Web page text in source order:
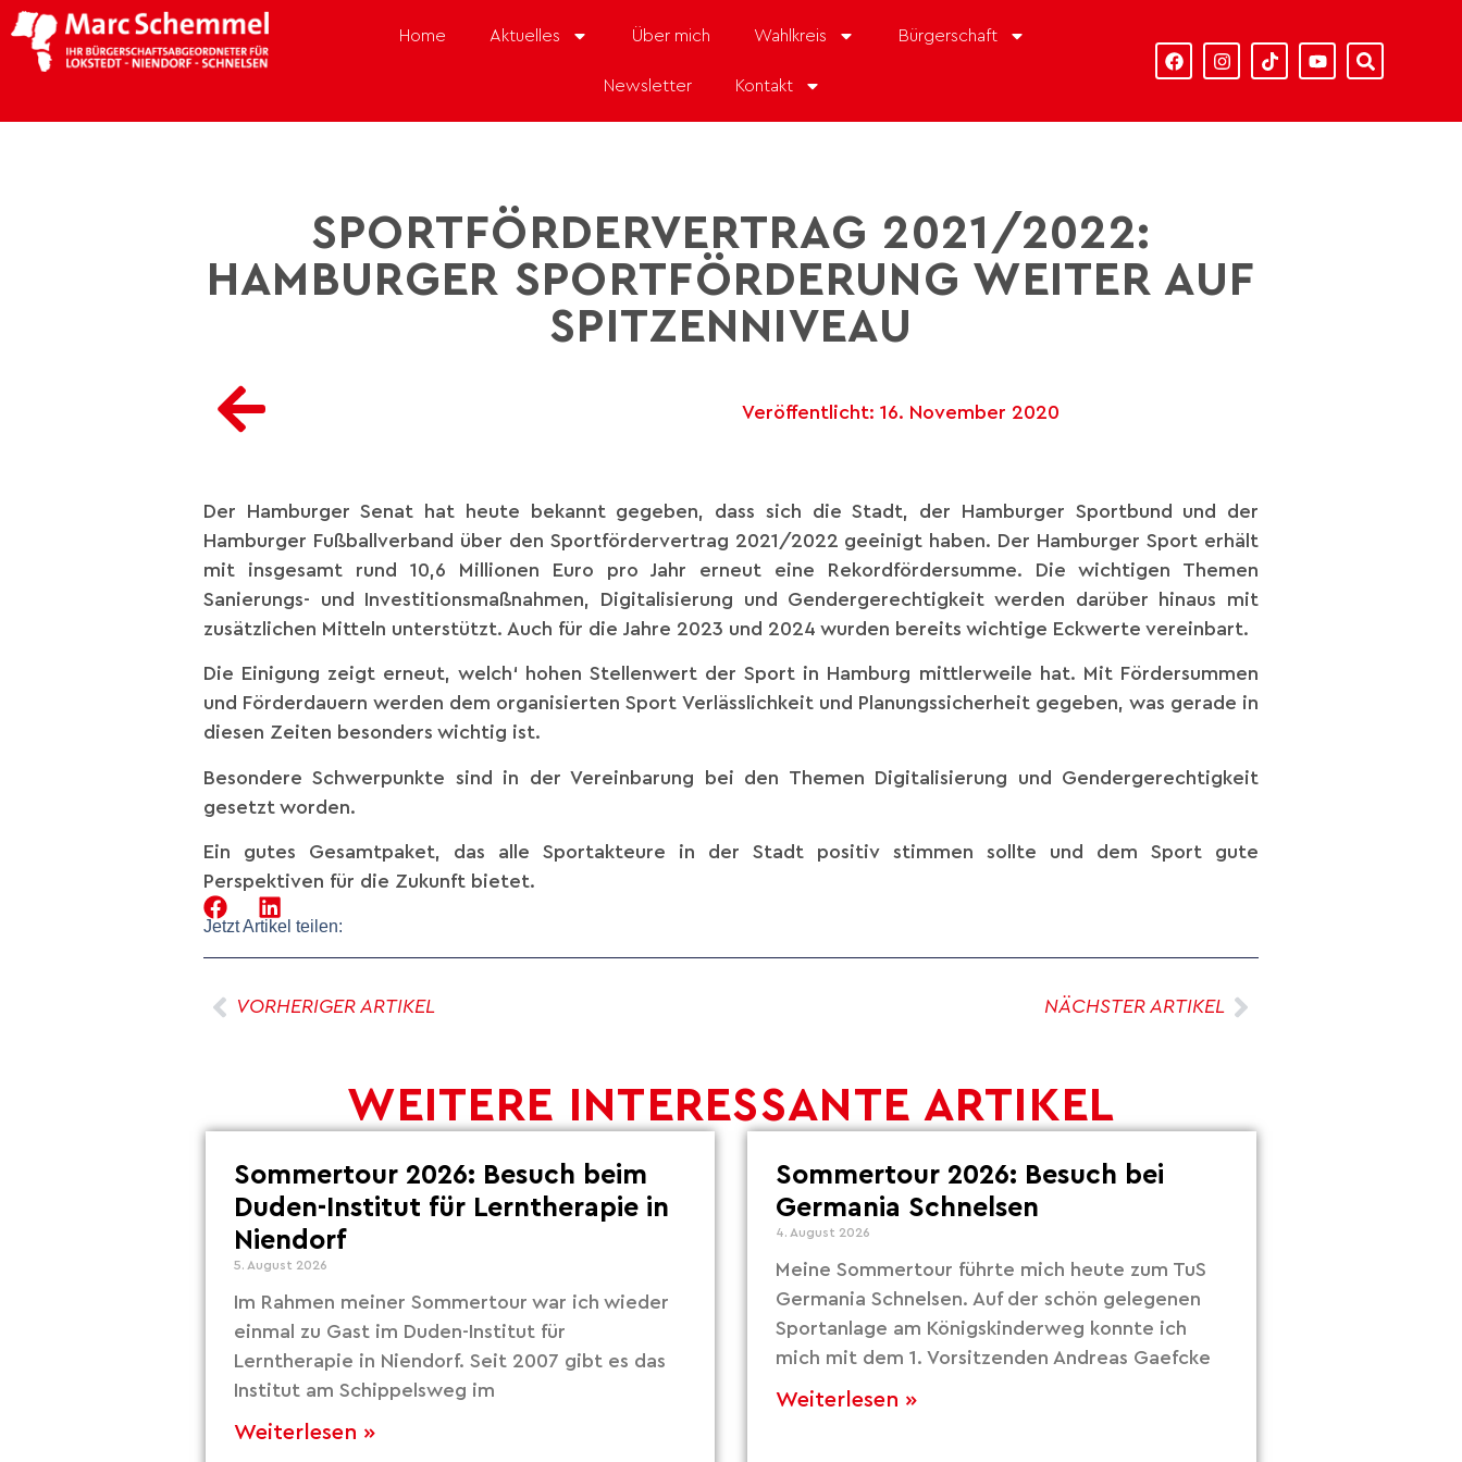
Home Aktuelles Über mich Wahlkreis Bürgerschaft
Newsletter Kontakt
SPORTFÖRDERVERTRAG 2021/2022:
HAMBURGER SPORTFÖRDERUNG WEITER AUF
SPITZENNIVEAU
Veröffentlicht: 16. November 2020
Der Hamburger Senat hat heute bekannt gegeben, dass sich die Stadt, der Hamburger Sportbund und der
Hamburger Fußballverband über den Sportfördervertrag 2021/2022 geeinigt haben. Der Hamburger Sport erhält
mit insgesamt rund 10,6 Millionen Euro pro Jahr erneut eine Rekordfördersumme. Die wichtigen Themen
Sanierungs- und Investitionsmaßnahmen, Digitalisierung und Gendergerechtigkeit werden darüber hinaus mit
zusätzlichen Mitteln unterstützt. Auch für die Jahre 2023 und 2024 wurden bereits wichtige Eckwerte vereinbart.
Die Einigung zeigt erneut, welch‘ hohen Stellenwert der Sport in Hamburg mittlerweile hat. Mit Fördersummen
und Förderdauern werden dem organisierten Sport Verlässlichkeit und Planungssicherheit gegeben, was gerade in
diesen Zeiten besonders wichtig ist.
Besondere Schwerpunkte sind in der Vereinbarung bei den Themen Digitalisierung und Gendergerechtigkeit
gesetzt worden.
Ein gutes Gesamtpaket, das alle Sportakteure in der Stadt positiv stimmen sollte und dem Sport gute
Perspektiven für die Zukunft bietet.
Jetzt Artikel teilen:
VORHERIGER ARTIKEL NÄCHSTER ARTIKEL
WEITERE INTERESSANTE ARTIKEL
Sommertour 2026: Besuch beim
Duden-Institut für Lerntherapie in
Niendorf
5. August 2026
Im Rahmen meiner Sommertour war ich wieder
einmal zu Gast im Duden-Institut für
Lerntherapie in Niendorf. Seit 2007 gibt es das
Institut am Schippelsweg im
Weiterlesen »
Sommertour 2026: Besuch bei
Germania Schnelsen
4. August 2026
Meine Sommertour führte mich heute zum TuS
Germania Schnelsen. Auf der schön gelegenen
Sportanlage am Königskinderweg konnte ich
mich mit dem 1. Vorsitzenden Andreas Gaefcke
Weiterlesen »